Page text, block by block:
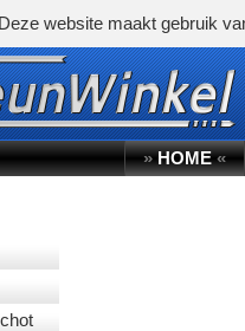
»HOME«
Deze website maakt gebruik